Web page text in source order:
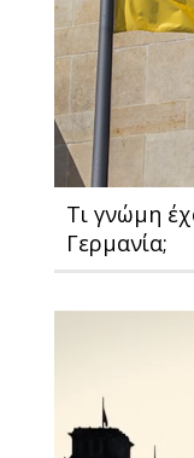
Τι γνώμη
Γερμανία;